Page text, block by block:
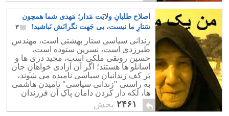
اصلاح طلبانِ ولایَت مَدار؛ مَهدی شما همچون
سَتارِ ما نیست، بی جَهت نگرانَش نَباشید!
۳
زندانی سیاسی ستار بهشتی است، مهندس
طبرزدی است، نسرین ستوده است،
حسین رونقی ملکی است، مجید دری ها و
اسانلو ها هستند؛ اگر آن آزادی خواهانِ جان
بَر کف زندانیان سیاسی نامیده می شوند،
به راستی "زندانی سیاسی" نامیدن هاشمی
ها، لکه دار کردن دامانِ پاکِ آن فرزندانِ
راستین میهن است.
۲۴۶۱ پخش